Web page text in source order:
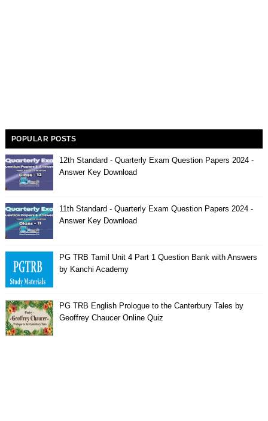
POPULAR POSTS
12th Standard - Quarterly Exam Question Papers 2024 -
Answer Key Download
11th Standard - Quarterly Exam Question Papers 2024 -
Answer Key Download
PG TRB Tamil Unit 4 Part 1 Question Bank with Answers
by Kanchi Academy
PG TRB English Prologue to the Canterbury Tales by
Geoffrey Chaucer Online Quiz